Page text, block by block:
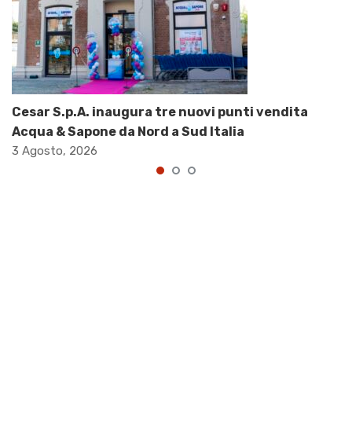
Cesar S.p.A. inaugura tre nuovi punti vendita
Acqua & Sapone da Nord a Sud Italia
3 Agosto, 2026